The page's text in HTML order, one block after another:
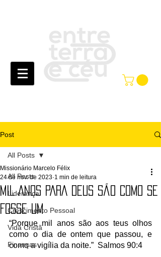
Post
All Posts
Liderança
Crescimento Pessoal
Vida Cristã
Finanças
All Posts
MIL ANOS PARA DEUS SÃO COMO SE
FOSSE UM
Missionário Marcelo Félix
24 de nov. de 2023 1 min de leitura
“Porque mil anos são aos teus olhos
como o dia de ontem que passou, e
como a vigília da noite.”  Salmos 90:4